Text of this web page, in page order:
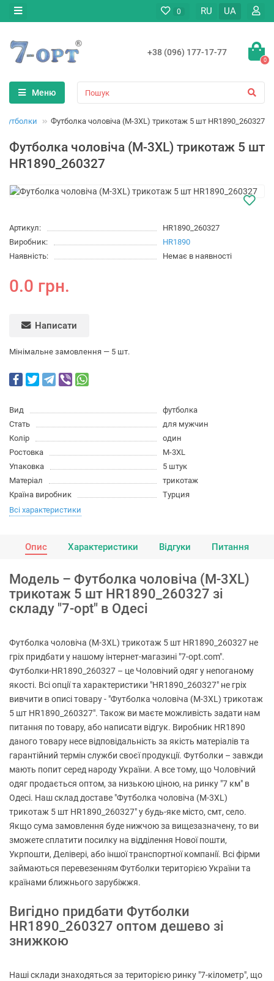
0 RU UA
+38 (096) 177-17-77
0
Меню
Футболки Футболка чоловіча (M-3XL) трикотаж 5 шт HR1890_260327
Футболка чоловіча (M-3XL) трикотаж 5 шт
HR1890_260327
Артикул:
HR1890_260327
Виробник:
HR1890
Наявність:
Немає в наявності
0.0 грн.
Написати
Мінімальне замовлення — 5 шт.
Вид
футболка
Стать
для мужчин
Колір
один
Ростовка
M-3XL
Упаковка
5 штук
Матеріал
трикотаж
Країна виробник
Турция
Всі характеристики
Опис Характеристики Відгуки Питання
Модель – Футболка чоловіча (M-3XL)
трикотаж 5 шт HR1890_260327 зі
складу "7-opt" в Одесі
Футболка чоловіча (M-3XL) трикотаж 5 шт HR1890_260327 не
гріх придбати у нашому інтернет-магазині "7-opt.com".
Футболки-HR1890_260327 – це Чоловічий одяг у непоганому
якості. Всі опції та характеристики "HR1890_260327" не гріх
вивчити в описі товару - "Футболка чоловіча (M-3XL) трикотаж
5 шт HR1890_260327". Також ви маєте можливість задати нам
питання по товару, або написати відгук. Виробник HR1890
даного товару несе відповідальність за якість матеріалів та
гарантійний термін служби своєї продукції. Футболки – завжди
мають попит серед народу України. А все тому, що Чоловічий
одяг продається оптом, за низькою ціною, на ринку "7 км" в
Одесі. Наш склад доставе "Футболка чоловіча (M-3XL)
трикотаж 5 шт HR1890_260327" у будь-яке місто, смт, село.
Якщо сума замовлення буде нижчою за вищезазначену, то ви
зможете сплатити посилку на відділення Нової пошти,
Укрпошти, Делівері, або іншої транспортної компанії. Всі фірми
займаються перевезенням Футболки територією України та
країнами ближнього зарубіжжя.
Вигідно придбати Футболки
HR1890_260327 оптом дешево зі
знижкою
Наші склади знаходяться за територією ринку "7-кілометр", що